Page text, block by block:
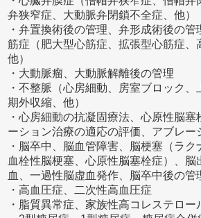
弁狭窄症、大動脈弁閉鎖不全症、他）
・弁置換術後の管理、弁形成術後の
筋症（肥大型心筋症、拡張型心筋症、
他）
・大動脈瘤、大動脈解離後の管理
・不整脈（心房細動、房室ブロック
期外収縮、他）
・心房細動の抗凝固療法、心原性脳
ーション治療の適応の評価、アブレー
・脳卒中、脳血管障害、脳梗塞（ラ
血栓性脳梗塞、心原性脳塞栓症）、脳
血、一過性脳虚血発作、脳卒中後の管
・高血圧症、二次性高血圧症
・脂質異常症、家族性高コレステロー